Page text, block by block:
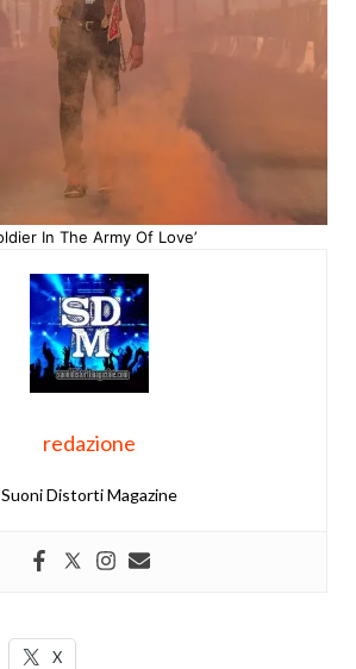
In The Army Of Love’
redazione
Suoni Distorti Magazine
X